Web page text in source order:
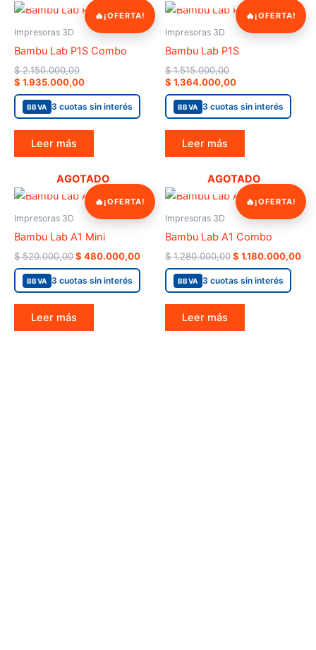
¡OFERTA!
Impresoras 3D
Bambu Lab P1S Combo
$2.150.000,00
Original
price
was:
$ 1.935.000,00
Current
price
is:
BBVA 3 cuotas sin interés
Leer más
¡OFERTA!
Impresoras 3D
Bambu Lab P1S
$1.515.000,00
Original
price
was:
$ 1.364.000,00
Current
price
is:
BBVA 3 cuotas sin interés
Leer más
¡OFERTA!
AGOTADO
Impresoras 3D
Bambu Lab A1 Mini
$520.000,00
Original
price
was:
$ 480.000,00
Current
price
is:
BBVA 3 cuotas sin interés
Leer más
¡OFERTA!
AGOTADO
Impresoras 3D
Bambu Lab A1 Combo
$1.280.000,00
Original
price
was:
$ 1.180.000,00
is:
BBVA 3 cuotas sin interés
Leer más